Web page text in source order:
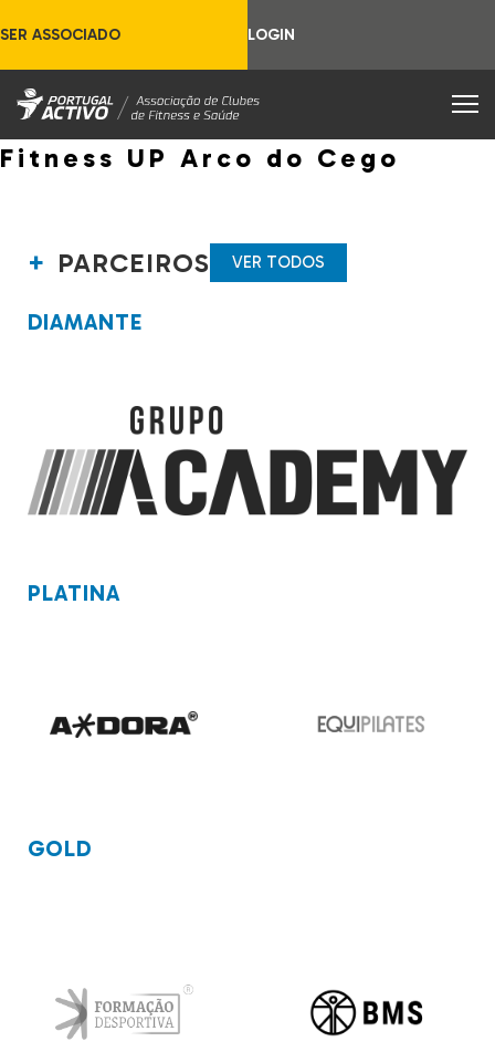
SER ASSOCIADO LOGIN
Fitness UP Arco do Cego
PARCEIROS VER TODOS
DIAMANTE
PLATINA
GOLD